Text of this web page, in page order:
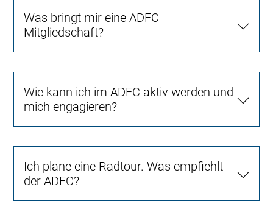
Was bringt mir eine ADFC-
Mitgliedschaft?
Wie kann ich im ADFC aktiv werden und
mich engagieren?
Ich plane eine Radtour. Was empfiehlt
der ADFC?